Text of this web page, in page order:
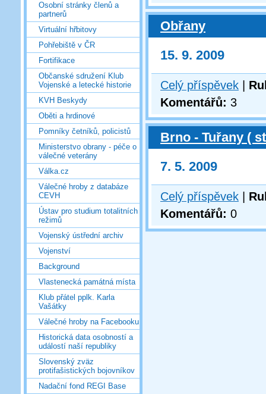
Osobní stránky členů a
partnerů
Virtuální hřbitovy
Pohřebiště v ČR
Fortifikace
Občanské sdružení Klub
Vojenské a letecké historie
KVH Beskydy
Oběti a hrdinové
Pomníky četníků, policistů
Ministerstvo obrany - péče o
válečné veterány
Válka.cz
Válečné hroby z databáze
CEVH
Ústav pro studium totalitních
režimů
Vojenský ústřední archiv
Vojenství
Background
Vlastenecká památná místa
Klub přátel pplk. Karla
Vašátky
Válečné hroby na Facebooku
Historická data osobností a
událostí naší republiky
Slovenský zväz
protifašistických bojovníkov
Nadační fond REGI Base
Obřany
15. 9. 2009
Celý příspěvek
Komentářů: 3
Brno - Tuřany (
7. 5. 2009
Celý příspěvek
Komentářů: 0